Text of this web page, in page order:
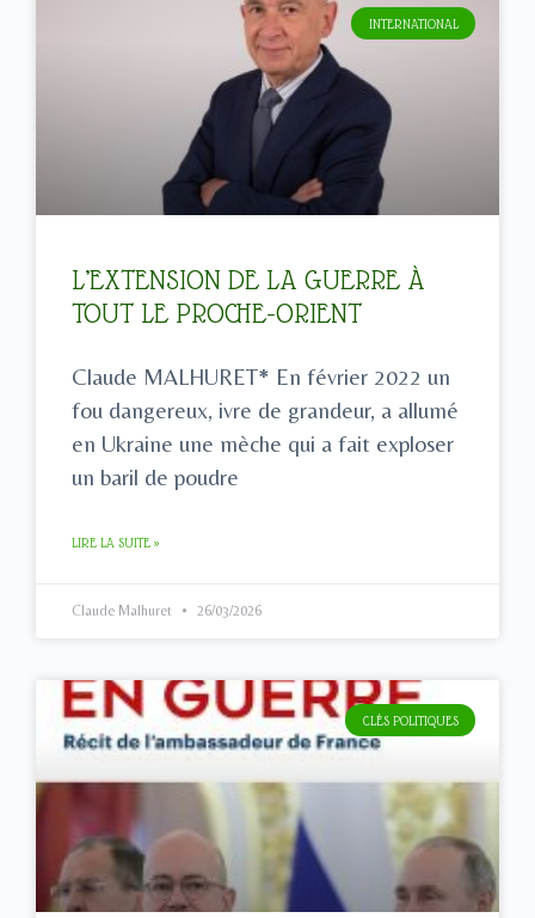
INTERNATIONAL
L’EXTENSION DE LA GUERRE À
TOUT LE PROCHE-ORIENT
Claude MALHURET* En février 2022 un
fou dangereux, ivre de grandeur, a allumé
en Ukraine une mèche qui a fait exploser
un baril de poudre
LIRE LA SUITE »
Claude Malhuret 26/03/2026
CLÉS POLITIQUES